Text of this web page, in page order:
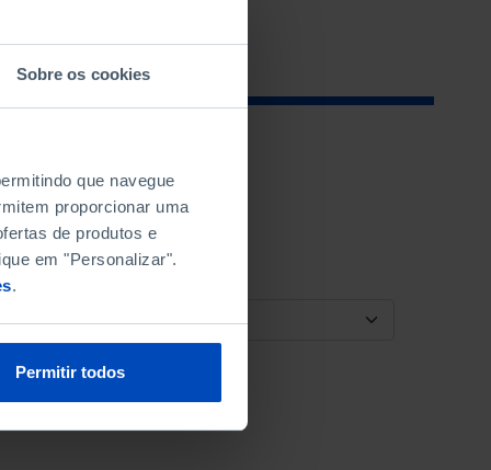
Sobre os cookies
que navegue
proporcionar uma
de produtos e
em "Personalizar".
.
Permitir todos
ORDENAR POR